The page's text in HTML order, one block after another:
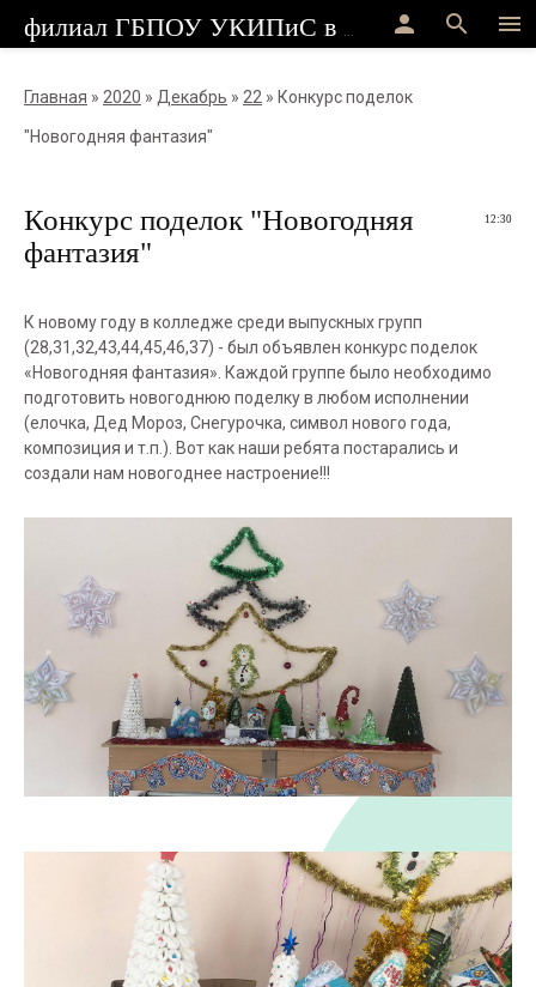
menu
search
person
Главная » 2020 » Декабрь » 22 » Конкурс поделок
"Новогодняя фантазия"
12:30
Конкурс поделок "Новогодняя
фантазия"
К новому году в колледже среди выпускных групп
(28,31,32,43,44,45,46,37) - был объявлен конкурс поделок
«Новогодняя фантазия». Каждой группе было необходимо
подготовить новогоднюю поделку в любом исполнении
(елочка, Дед Мороз, Снегурочка, символ нового года,
композиция и т.п.). Вот как наши ребята постарались и
создали нам новогоднее настроение!!!